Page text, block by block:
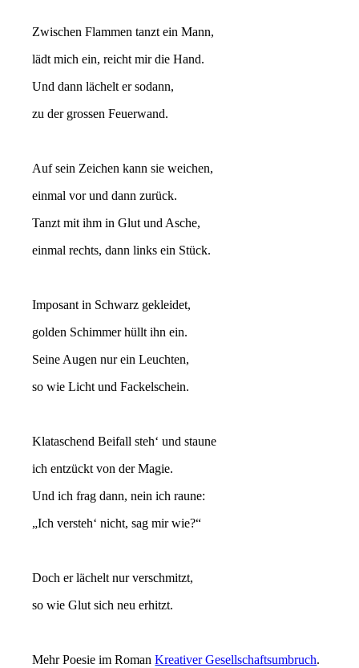
Zwischen Flammen tanzt ein Mann,
lädt mich ein, reicht mir die Hand.
Und dann lächelt er sodann,
zu der grossen Feuerwand.
Auf sein Zeichen kann sie weichen,
einmal vor und dann zurück.
Tanzt mit ihm in Glut und Asche,
einmal rechts, dann links ein Stück.
Imposant in Schwarz gekleidet,
golden Schimmer hüllt ihn ein.
Seine Augen nur ein Leuchten,
so wie Licht und Fackelschein.
Klataschend Beifall steh‘ und staune
ich entzückt von der Magie.
Und ich frag dann, nein ich raune:
„Ich versteh‘ nicht, sag mir wie?“
Doch er lächelt nur verschmitzt,
so wie Glut sich neu erhitzt.
Mehr Poesie im RomanKreativer Gesellschaftsumbruch.